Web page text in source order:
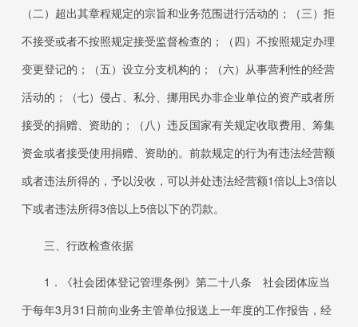
（二）超出其章程规定的宗旨和业务范围进行活动的；（三）拒
不接受或者不按照规定接受监督检查的；（四）不按照规定办理
变更登记的；（五）设立分支机构的；（六）从事营利性的经营
活动的；（七）侵占、私分、挪用民办非企业单位的资产或者所
接受的捐赠、资助的；（八）违反国家有关规定收取费用、筹集
资金或者接受使用捐赠、资助的。前款规定的行为有违法经营额
或者违法所得的，予以没收，可以并处违法经营额1倍以上3倍以
下或者违法所得3倍以上5倍以下的罚款。
三、行政检查依据
1．
《社会团体登记管理条例》第二十八条 社会团体应当
于每年3月31 日前向业务主管单位报送上一年度的工作报告，经